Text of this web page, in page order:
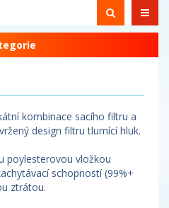
kombinace sacího filtru a
design filtru tlumící hluk.
poylesterovou vložkou
schopností (99%+
ztrátou.